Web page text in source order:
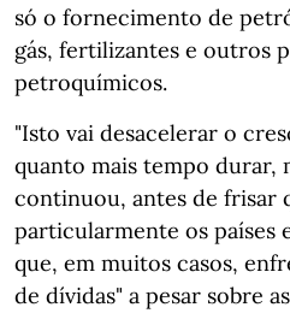
só o fornecimento de
gás, fertilizantes e outros
petroquímicos.
"Isto vai desacelerar o
quanto mais tempo durar,
continuou, antes de frisar
particularmente os países
que, em muitos casos,
de dívidas" a pesar sobre